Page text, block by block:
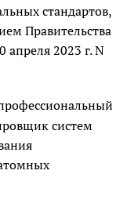
стандартов,
Правительства
апреля 2023 г. N
систем